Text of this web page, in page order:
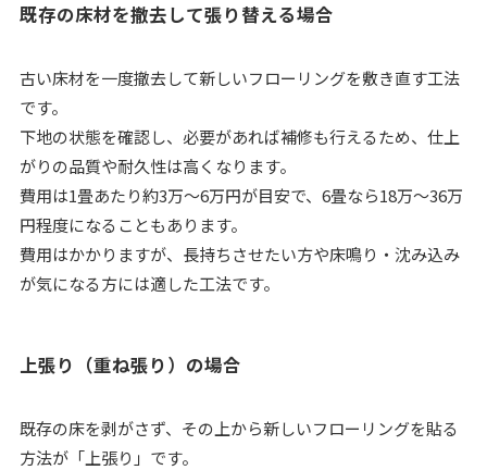
既存の床材を撤去して張り替える場合
古い床材を一度撤去して新しいフローリングを敷き直す工法
です。
下地の状態を確認し、必要があれば補修も行えるため、仕上
がりの品質や耐久性は高くなります。
費用は1畳あたり約3万〜6万円が目安で、6畳なら18万〜36万
円程度になることもあります。
費用はかかりますが、長持ちさせたい方や床鳴り・沈み込み
が気になる方には適した工法です。
上張り（重ね張り）の場合
既存の床を剥がさず、その上から新しいフローリングを貼る
方法が「上張り」です。